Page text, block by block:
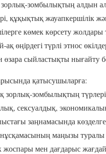
зомбылықтың алдын
құқықтық жауапкершілік
көмек көрсету жолдары
ақ өңірдегі түрлі этнос
өзара сыйластықты нығайту
қатысушыларға:
зорлық-зомбылықтың
сексуалдық,
заңнамасында
маңызы туралы
жоспары мен дағдарыс